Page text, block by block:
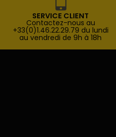
SERVICE CLIENT
Contactez-nous au
+33(0)1.46.22.29.79 du lundi
au vendredi de 9h à 18h